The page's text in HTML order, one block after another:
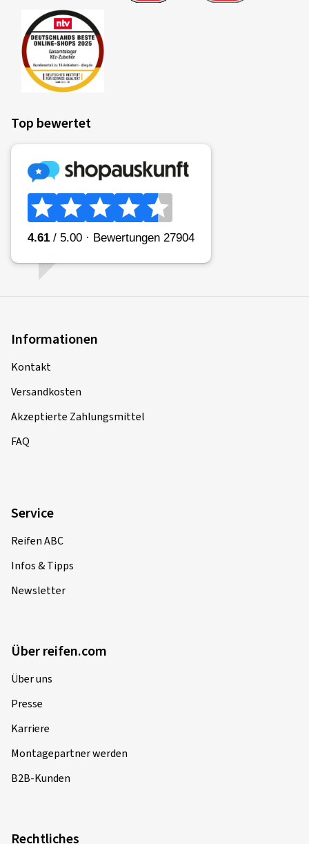
Top bewertet
Informationen
Kontakt
Versandkosten
Akzeptierte Zahlungsmittel
FAQ
Service
Reifen ABC
Infos & Tipps
Newsletter
Über reifen.com
Über uns
Presse
Karriere
Montagepartner werden
B2B-Kunden
Rechtliches